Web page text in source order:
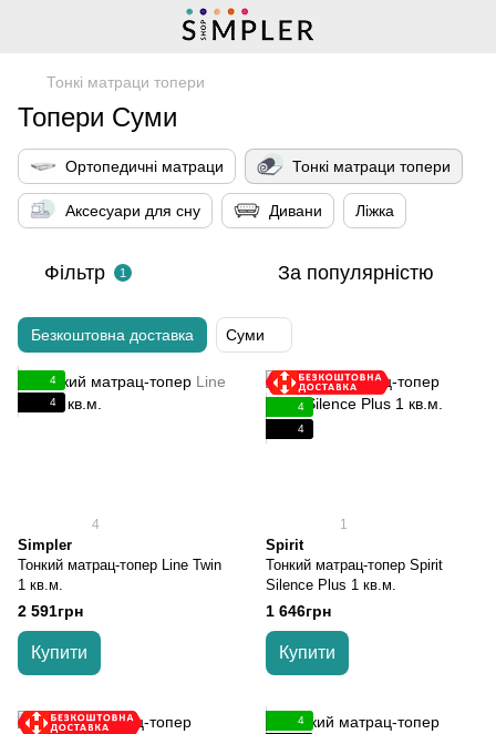
Тонкі матраци топери
Топери Суми
Ортопедичні матраци Тонкі матраци топери
Аксесуари для сну Дивани Ліжка
Фільтр 1 За популярністю
Безкоштовна доставка Суми
4
4
4
Simpler
Тонкий матрац-топер Line Twin
1 кв.м.
2 591грн
Купити
4
4
1
Spirit
Тонкий матрац-топер Spirit
Silence Plus 1 кв.м.
1 646грн
Купити
4